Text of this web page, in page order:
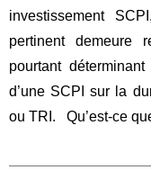
investissement
pertinent demeure
pourtant
d’une SCPI sur la
ou TRI. Qu’est-ce